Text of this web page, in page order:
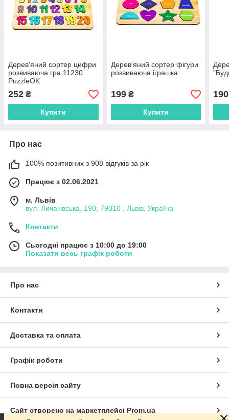
Дерев'яний сортер цифри
розвиваюча гра 11230
PuzzleOK
252 ₴
Купити
Дерев'яний сортер фігури
розвиваюча іграшка
199₴
Купити
190
Про нас
100% позитивних з 908 відгуків за рік
Працює з 02.06.2021
м. Львів
вул. Личаківська, 190, 79010 , Львів, Україна
Контакти
Сьогодні працює з 10:00 до 19:00
Показати весь графік роботи
Про нас
Контакти
Доставка та оплата
Графік роботи
Повна версія сайту
Сайт створено на маркетплейсі Prom.ua